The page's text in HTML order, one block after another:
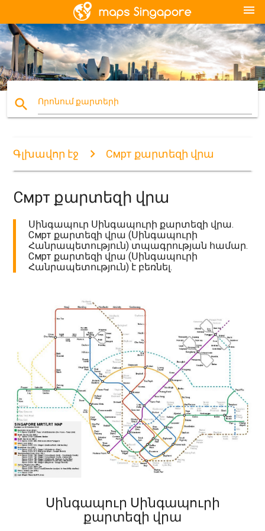
menu
search Որոնում քարտերի
Գլխավոր էջ Смрт քարտեզի վրա
Смрт քարտեզի վրա
Սինգապուր Սինգապուրի քարտեզի վրա.
Смрт քարտեզի վրա (Սինգապուրի
Հանրապետություն) տպագրության համար.
Смрт քարտեզի վրա (Սինգապուրի
Հանրապետություն) է բեռնել.
Սինգապուր Սինգապուրի
քարտեզի վրա